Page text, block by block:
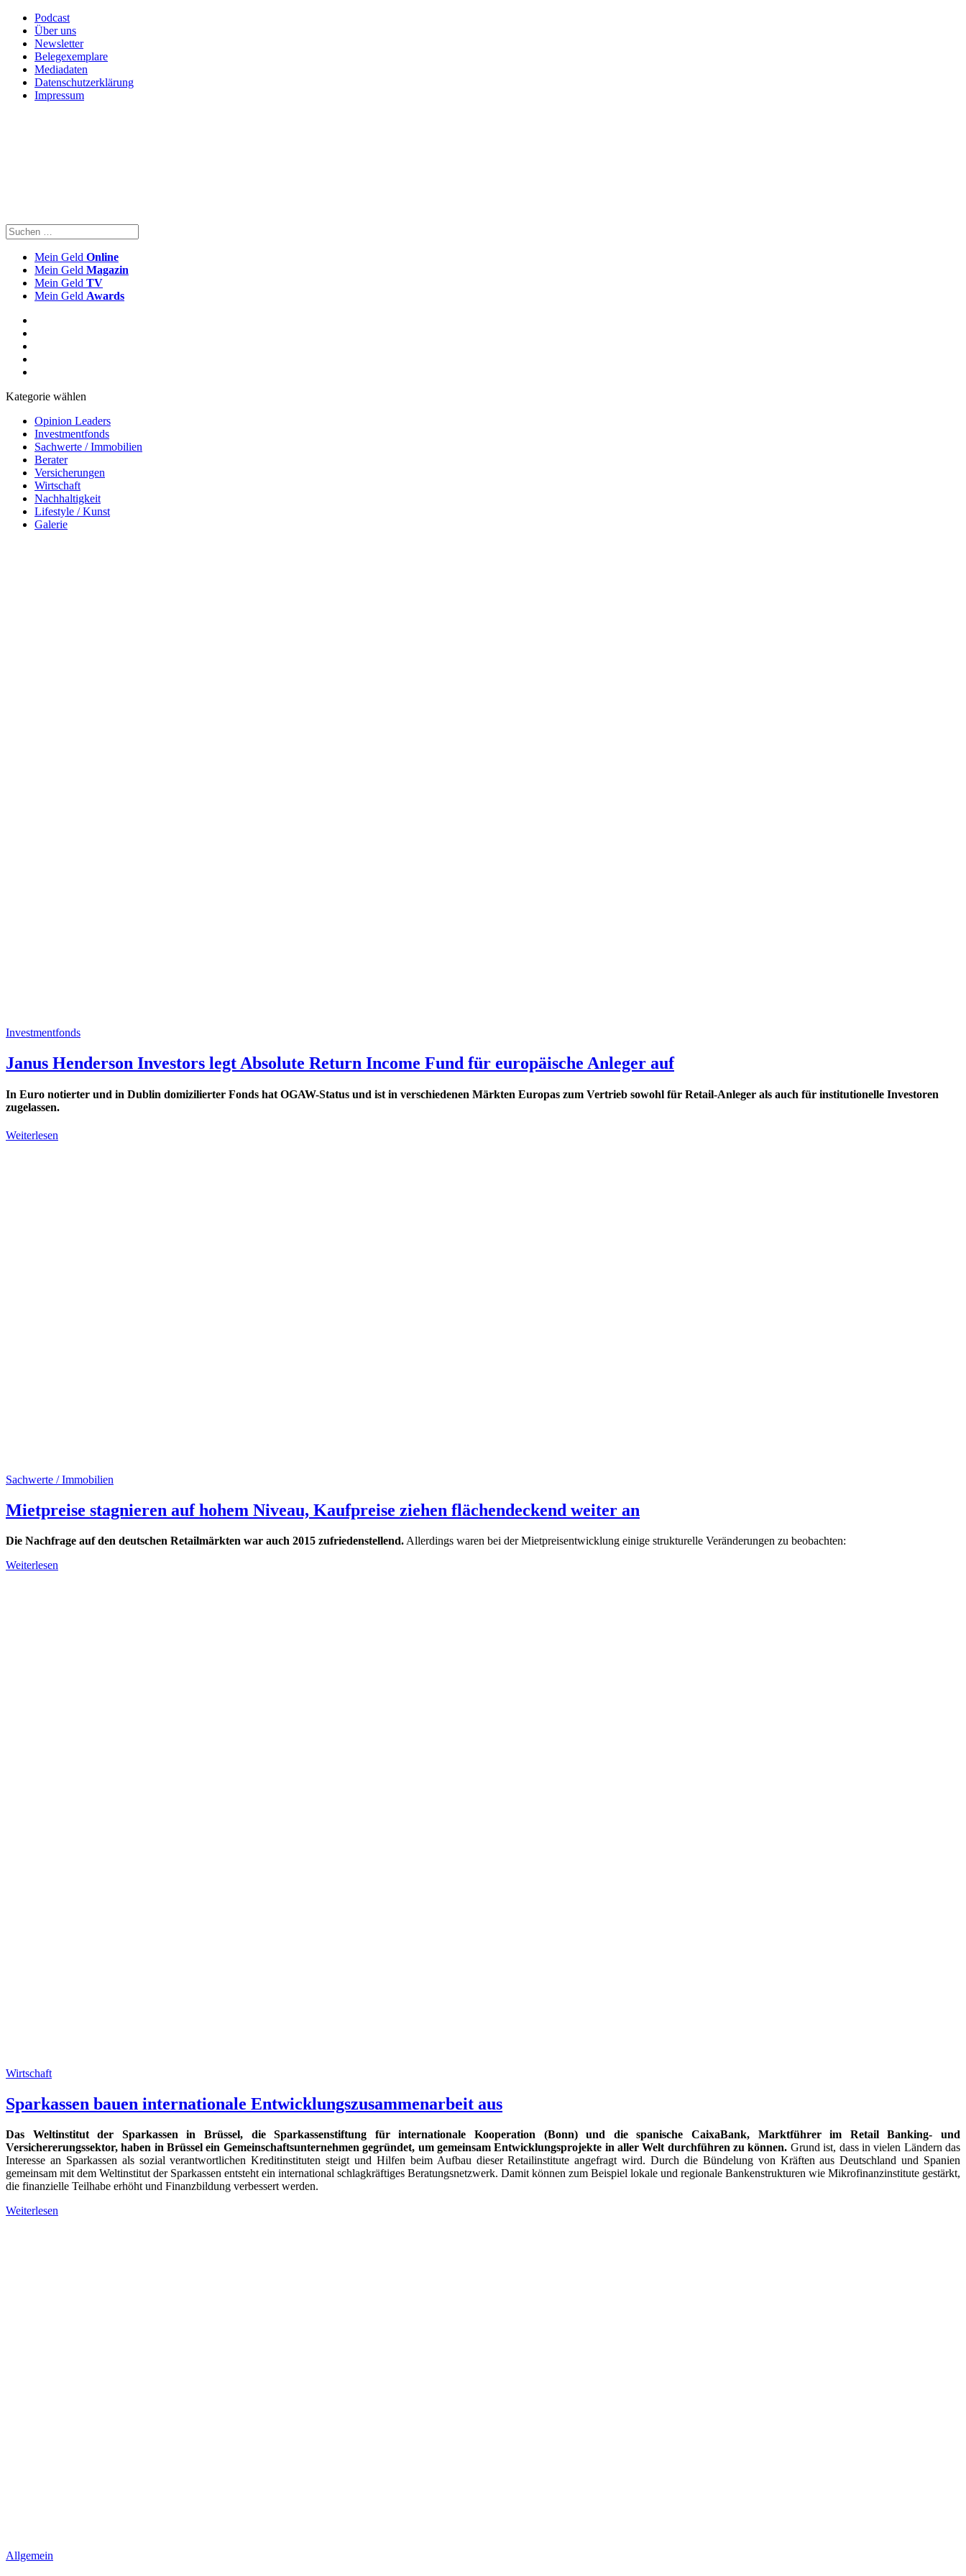
Podcast
Über uns
Newsletter
Belegexemplare
Mediadaten
Datenschutzerklärung
Impressum
Mein Geld Online
Mein Geld Magazin
Mein Geld TV
Mein Geld Awards
Kategorie wählen
Opinion Leaders
Investmentfonds
Sachwerte / Immobilien
Berater
Versicherungen
Wirtschaft
Nachhaltigkeit
Lifestyle / Kunst
Galerie
Investmentfonds
Janus Henderson Investors legt Absolute Return Income Fund für europäische Anleger auf
In Euro notierter und in Dublin domizilierter Fonds hat OGAW-Status und ist in verschiedenen Märkten Europas zum Vertrieb sowohl für Retail-Anleger als auch für institutionelle Investoren
zugelassen.
Weiterlesen
Sachwerte / Immobilien
Mietpreise stagnieren auf hohem Niveau, Kaufpreise ziehen flächendeckend weiter an
Die Nachfrage auf den deutschen Retailmärkten war auch 2015 zufriedenstellend. Allerdings waren bei der Mietpreisentwicklung einige strukturelle Veränderungen zu beobachten:
Weiterlesen
Wirtschaft
Sparkassen bauen internationale Entwicklungszusammenarbeit aus
Das Weltinstitut der Sparkassen in Brüssel, die Sparkassenstiftung für internationale Kooperation (Bonn) und die spanische CaixaBank, Marktführer im Retail Banking- und
Versichererungssektor, haben in Brüssel ein Gemeinschaftsunternehmen gegründet, um gemeinsam Entwicklungsprojekte in aller Welt durchführen zu können. Grund ist, dass in vielen Ländern das
Interesse an Sparkassen als sozial verantwortlichen Kreditinstituten steigt und Hilfen beim Aufbau dieser Retailinstitute angefragt wird. Durch die Bündelung von Kräften aus Deutschland und Spanien
gemeinsam mit dem Weltinstitut der Sparkassen entsteht ein international schlagkräftiges Beratungsnetzwerk. Damit können zum Beispiel lokale und regionale Bankenstrukturen wie Mikrofinanzinstitute gestärkt,
die finanzielle Teilhabe erhöht und Finanzbildung verbessert werden.
Weiterlesen
Allgemein